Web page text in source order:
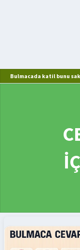
Bulmacada katil bunu